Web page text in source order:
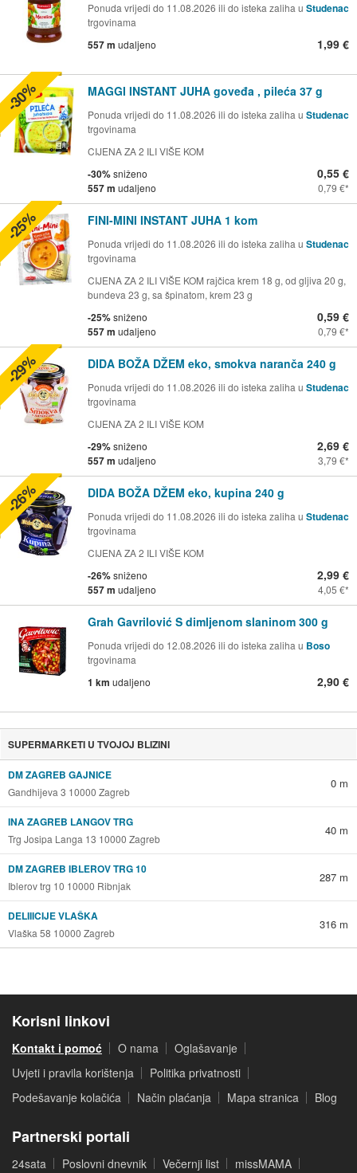
Ponuda vrijedi do 11.08.2026 ili do isteka zaliha u Studenac
trgovinama
557 m udaljeno 1,99 €
MAGGI INSTANT JUHA goveđa , pileća 37 g
Ponuda vrijedi do 11.08.2026 ili do isteka zaliha u Studenac
trgovinama
CIJENA ZA 2 ILI VIŠE KOM
-30%sniženo
557 m udaljeno
0,55 €
0,79 €
-30%
FINI-MINI INSTANT JUHA 1 kom
Ponuda vrijedi do 11.08.2026 ili do isteka zaliha u Studenac
trgovinama
CIJENA ZA 2 ILI VIŠE KOM rajčica krem 18 g, od gljiva 20 g,
bundeva 23 g, sa špinatom, krem 23 g
-25%sniženo
557 m udaljeno
0,59 €
0,79 €
-25%
DIDA BOŽA DŽEM eko, smokva naranča 240 g
Ponuda vrijedi do 11.08.2026 ili do isteka zaliha u Studenac
trgovinama
CIJENA ZA 2 ILI VIŠE KOM
-29%sniženo
557 m udaljeno
2,69 €
3,79 €
-29%
DIDA BOŽA DŽEM eko, kupina 240 g
Ponuda vrijedi do 11.08.2026 ili do isteka zaliha u Studenac
trgovinama
CIJENA ZA 2 ILI VIŠE KOM
-26%sniženo
557 m udaljeno
2,99 €
4,05 €
-26%
Grah Gavrilović S dimljenom slaninom 300 g
Ponuda vrijedi do 12.08.2026 ili do isteka zaliha u Boso
trgovinama
1 km udaljeno 2,90 €
SUPERMARKETI U TVOJOJ BLIZINI
DM ZAGREB GAJNICE
Gandhijeva 3 10000 Zagreb
0 m
INA ZAGREB LANGOV TRG
Trg Josipa Langa 13 10000 Zagreb
40 m
DM ZAGREB IBLEROV TRG 10
Iblerov trg 10 10000 Ribnjak
287 m
DELIIICIJE VLAŠKA
Vlaška 58 10000 Zagreb
316 m
Korisni linkovi
Kontakt i pomoć O nama
Oglašavanje
Uvjeti i pravila korištenja
Politika privatnosti
Podešavanje kolačića
Način plaćanja Mapa stranica Blog
Partnerski portali
24sata Poslovni dnevnik Večernji list missMAMA